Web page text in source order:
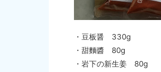
・豆板醤 330g
・甜麵醬 80g
・岩下の新生姜 80g